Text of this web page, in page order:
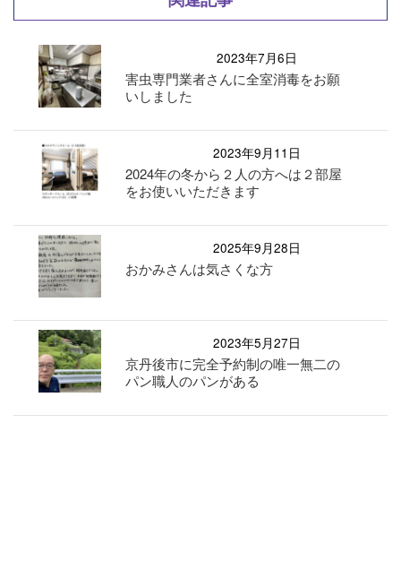
2023年7月6日
害虫専門業者さんに全室消毒をお願
いしました
2023年9月11日
2024年の冬から２人の方へは２部屋
をお使いいただきます
2025年9月28日
おかみさんは気さくな方
2023年5月27日
京丹後市に完全予約制の唯一無二の
パン職人のパンがある